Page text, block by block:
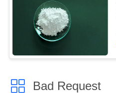
Bad Request